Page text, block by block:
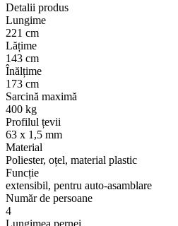
Detalii produs
Lungime
221 cm
Lățime
143 cm
Înălțime
173 cm
Sarcină maximă
400 kg
Profilul țevii
63 x 1,5 mm
Material
Poliester, oțel, material plastic
Funcție
extensibil, pentru auto-asamblare
Număr de persoane
4
Lungimea pernei